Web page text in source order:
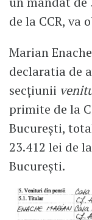
de la CCR, va
Marian
declaratia de
secțiunii
primite de la
București,
23.412 lei de
București.